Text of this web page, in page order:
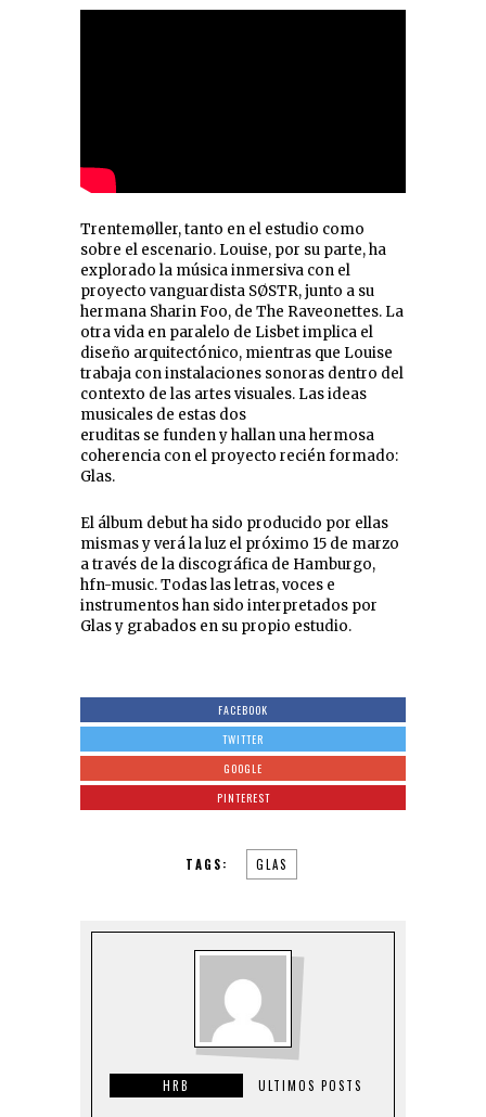
Trentemøller, tanto en el estudio como
sobre el escenario. Louise, por su parte, ha
explorado la música inmersiva con el
proyecto vanguardista SØSTR, junto a su
hermana Sharin Foo, de The Raveonettes. La
otra vida en paralelo de Lisbet implica el
diseño arquitectónico, mientras que Louise
trabaja con instalaciones sonoras dentro del
contexto de las artes visuales. Las ideas
musicales de estas dos
eruditas se funden y hallan una hermosa
coherencia con el proyecto recién formado:
Glas.
El álbum debut ha sido producido por ellas
mismas y verá la luz el próximo 15 de marzo
a través de la discográfica de Hamburgo,
hfn-music. Todas las letras, voces e
instrumentos han sido interpretados por
Glas y grabados en su propio estudio.
FACEBOOK
TWITTER
GOOGLE
PINTEREST
TAGS: GLAS
HRB ULTIMOS POSTS